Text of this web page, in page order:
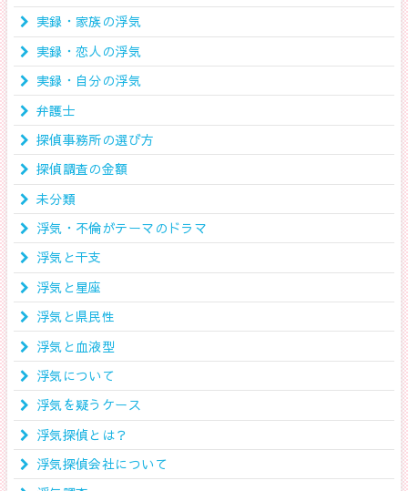
実録・家族の浮気
実録・恋人の浮気
実録・自分の浮気
弁護士
探偵事務所の選び方
探偵調査の金額
未分類
浮気・不倫がテーマのドラマ
浮気と干支
浮気と星座
浮気と県民性
浮気と血液型
浮気について
浮気を疑うケース
浮気探偵とは？
浮気探偵会社について